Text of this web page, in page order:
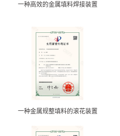
一种高效的金属填料焊接装置
一种金属规整填料的滚花装置